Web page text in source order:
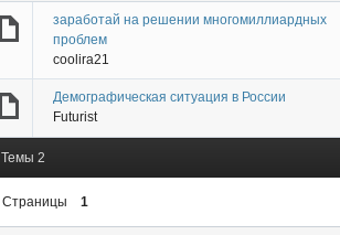
заработай на решении многомиллиардных
проблем
coolira21
Демографическая ситуация в России
Futurist
Темы 2
Страницы 1